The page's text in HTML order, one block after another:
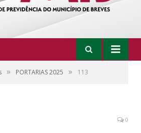
» PORTARIAS 2025 » 113
0